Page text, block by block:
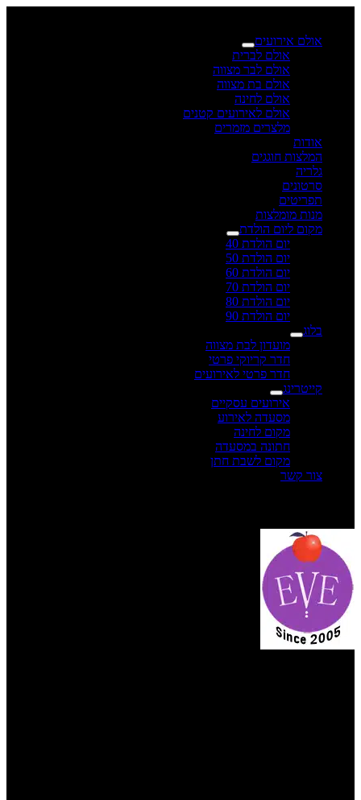
אולם אירועים
אולם לברית
אולם לבר מצווה
אולם בת מצווה
אולם לחינה
אולם לאירועים קטנים
מלצרים מזמרים
אודות
המלצות חוגגים
גלריה
סרטונים
תפריטים
מנות מומלצות
מקום ליום הולדת
יום הולדת 40
יום הולדת 50
יום הולדת 60
יום הולדת 70
יום הולדת 80
יום הולדת 90
בלוג
מועדון לבת מצווה
חדר קריוקי פרטי
חדר פרטי לאירועים
קייטרינג
אירועים עסקיים
מסעדה לאירוע
מקום לחינה
חתונה במסעדה
מקום לשבת חתן
צור קשר